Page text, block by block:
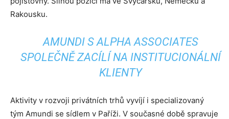
Rakousku.
AMUNDI S ALPHA ASSOCIATES
SPOLEČNĚ ZACÍLÍ NA INSTITUCIONÁLNÍ
KLIENTY
Aktivity v rozvoji privátních trhů vyvíjí i specializovaný
tým Amundi se sídlem v Paříži. V současné době spravuje